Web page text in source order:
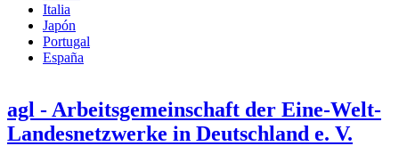
Italia
Japón
Portugal
España
agl - Arbeitsgemeinschaft der Eine-Welt-
Landesnetzwerke in Deutschland e. V.